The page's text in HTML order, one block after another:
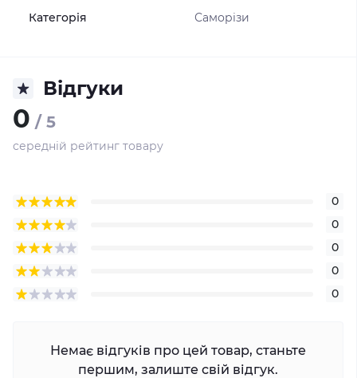
Категорія Саморізи
Відгуки
0 / 5
середній рейтинг товару
0
0
0
0
0
Немає відгуків про цей товар, станьте
першим, залиште свій відгук.